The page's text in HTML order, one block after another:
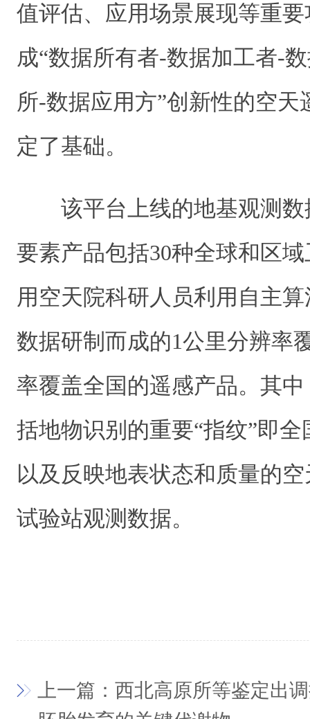
值评估、应用场景展现等重
成“数据所有者-数据加工者-
所-数据应用方”创新性的空
定了基础。
该平台上线的地基观测
要素产品包括30种全球和区
用空天院科研人员利用自主
数据研制而成的1公里分辨率
率覆盖全国的遥感产品。其
括地物识别的重要“指纹”即
以及反映地表状态和质量的
试验站观测数据。
上一篇：西北高原所等鉴定出